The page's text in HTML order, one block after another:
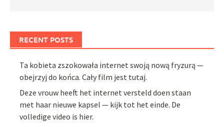
RECENT POSTS
Ta kobieta zszokowała internet swoją nową fryzurą —
obejrzyj do końca. Cały film jest tutaj.
Deze vrouw heeft het internet versteld doen staan
met haar nieuwe kapsel — kijk tot het einde. De
volledige video is hier.